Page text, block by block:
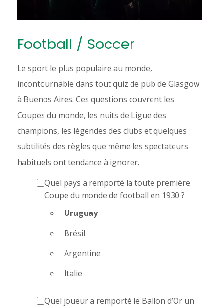
Football / Soccer
Le sport le plus populaire au monde,
incontournable dans tout quiz de pub de Glasgow
à Buenos Aires. Ces questions couvrent les
Coupes du monde, les nuits de Ligue des
champions, les légendes des clubs et quelques
subtilités des règles que même les spectateurs
habituels ont tendance à ignorer.
Quel pays a remporté la toute première
Coupe du monde de football en 1930 ?
Uruguay
Brésil
Argentine
Italie
Quel joueur a remporté le Ballon d’Or un